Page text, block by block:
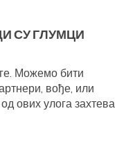
СУ ГЛУМЦИ
Можемо бити
вође, или
ових улога захтева